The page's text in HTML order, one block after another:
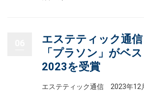
エステティック通
「プラソン」がベ
2023を受賞
エステティック通信 2023年12